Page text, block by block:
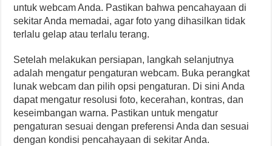
untuk webcam Anda. Pastikan bahwa pencahayaan di
sekitar Anda memadai, agar foto yang dihasilkan tidak
terlalu gelap atau terlalu terang.
Setelah melakukan persiapan, langkah selanjutnya
adalah mengatur pengaturan webcam. Buka perangkat
lunak webcam dan pilih opsi pengaturan. Di sini Anda
dapat mengatur resolusi foto, kecerahan, kontras, dan
keseimbangan warna. Pastikan untuk mengatur
pengaturan sesuai dengan preferensi Anda dan sesuai
dengan kondisi pencahayaan di sekitar Anda.